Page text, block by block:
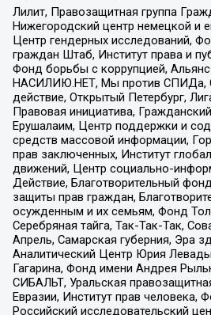
Лилит, Правозащитная группа
Нижегородский центр немецкой и
Центр гендерных исследований,
граждан Штаб, Институт права и
Фонд борьбы с коррупцией, Альянс
НАСИЛИЮ.НЕТ, Мы против СПИДа,
действие, Открытый Петербург,
Правовая инициатива,
Ерушалаим, Центр поддержки и
средств массовой информации,
прав заключенных, Институт
движений, Центр социально-
Действие, Благотворительный
защиты прав граждан,
осужденным и их семьям, Фонд
Серебряная тайга, Так-Так-Так,
Апрель, Самарская губерния, Эра
Аналитический Центр Юрия
Гагарина, Фонд имени Андрея
СИБАЛЬТ, Уральская
Евразии, Институт прав человека,
Российский исследовательский